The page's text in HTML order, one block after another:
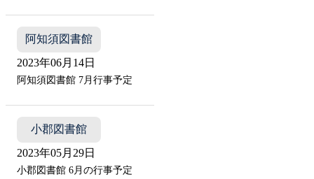
阿知須図書館
2023年06月14日
阿知須図書館 7月行事予定
小郡図書館
2023年05月29日
小郡図書館 6月の行事予定